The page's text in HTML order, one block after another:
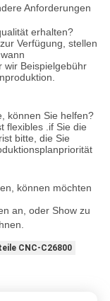
Anforderungen
erhalten?
Verfügung, stellen
wir Beispielgebühr
können Sie helfen?
flexibles .if Sie die
bitte, die Sie
können möchten
an, oder Show zu
CNC-C26800